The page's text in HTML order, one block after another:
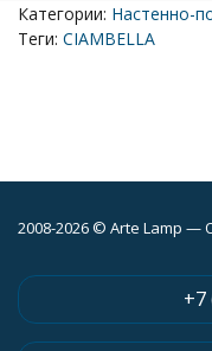
Категории: Настенно-
Теги: CIAMBELLA
2008-2026 © Arte Lamp
+7